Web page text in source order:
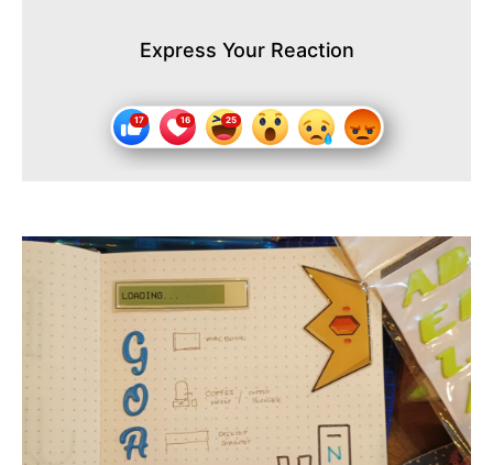
Express Your Reaction